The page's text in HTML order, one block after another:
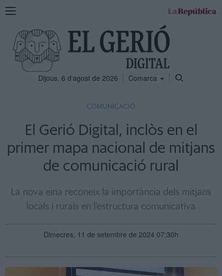
Mostra
navegació
Dijous, 6 d'agost de 2026 Comarca
COMUNICACIÓ
El Gerió Digital, inclòs en el
primer mapa nacional de mitjans
de comunicació rural
La nova eina reconeix la importància dels mitjans
locals i rurals en l’estructura comunicativa
Dimecres, 11 de setembre de 2024 07:30h